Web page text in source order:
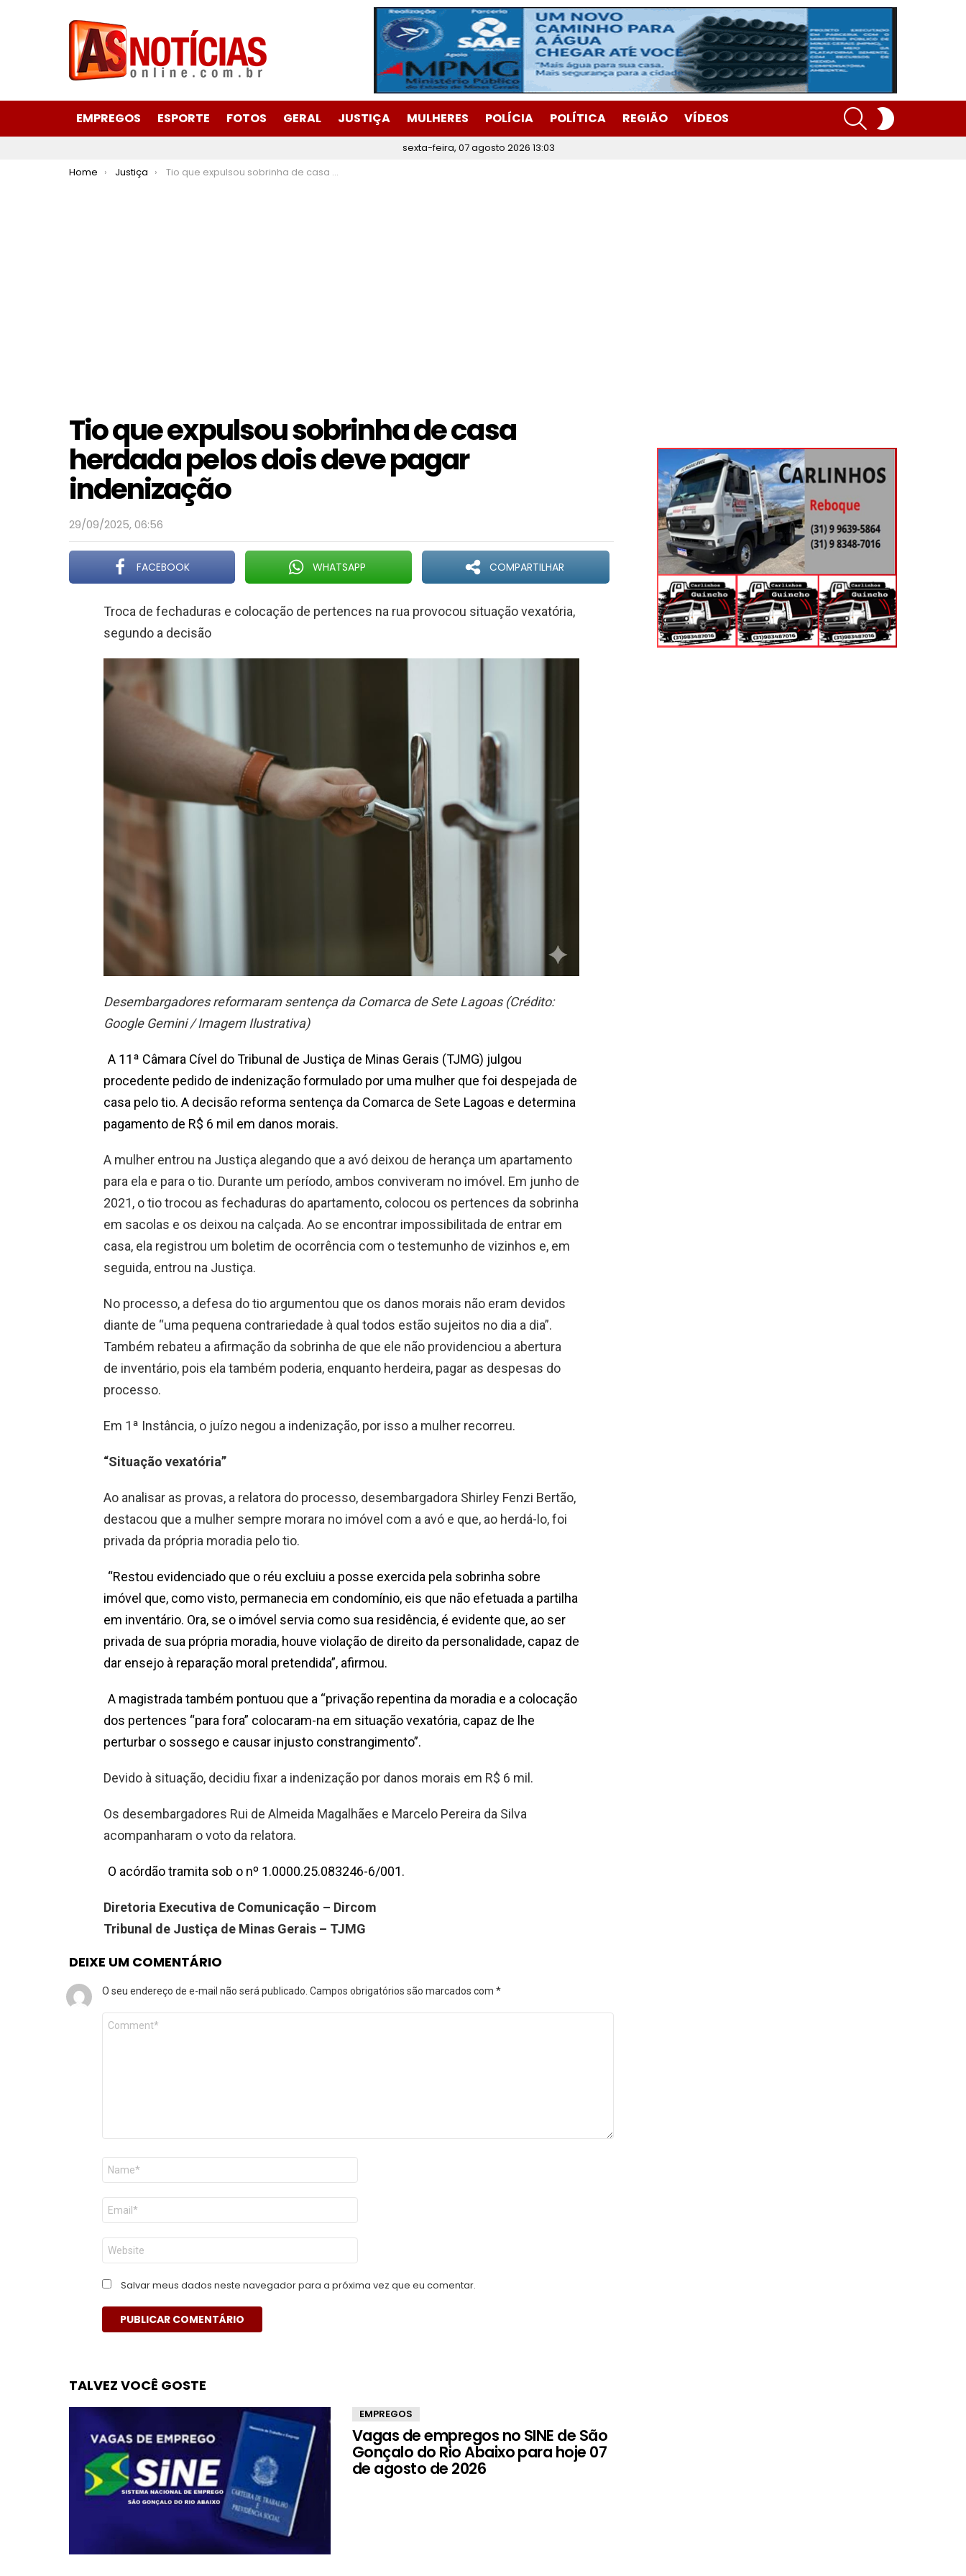
EMPREGOS ESPORTE FOTOS GERAL JUSTIÇA MULHERES POLÍCIA POLÍTICA REGIÃO VÍDEOS
SEARCH
sexta-feira, 07 agosto 2026 13:03
You are here:
Home Justiça Tio que expulsou sobrinha de casa herdada pelos dois deve pagar indenização
Tio que expulsou sobrinha de casa
herdada pelos dois deve pagar
indenização
29/09/2025, 06:56
FACEBOOK WHATSAPP COMPARTILHAR
Troca de fechaduras e colocação de pertences na rua provocou situação vexatória,
segundo a decisão
Desembargadores reformaram sentença da Comarca de Sete Lagoas (Crédito:
Google Gemini / Imagem Ilustrativa)
A 11ª Câmara Cível do Tribunal de Justiça de Minas Gerais (TJMG) julgou
procedente pedido de indenização formulado por uma mulher que foi despejada de
casa pelo tio. A decisão reforma sentença da Comarca de Sete Lagoas e determina
pagamento de R$ 6 mil em danos morais.
A mulher entrou na Justiça alegando que a avó deixou de herança um apartamento
para ela e para o tio. Durante um período, ambos conviveram no imóvel. Em junho de
2021, o tio trocou as fechaduras do apartamento, colocou os pertences da sobrinha
em sacolas e os deixou na calçada. Ao se encontrar impossibilitada de entrar em
casa, ela registrou um boletim de ocorrência com o testemunho de vizinhos e, em
seguida, entrou na Justiça.
No processo, a defesa do tio argumentou que os danos morais não eram devidos
diante de “uma pequena contrariedade à qual todos estão sujeitos no dia a dia”.
Também rebateu a afirmação da sobrinha de que ele não providenciou a abertura
de inventário, pois ela também poderia, enquanto herdeira, pagar as despesas do
processo.
Em 1ª Instância, o juízo negou a indenização, por isso a mulher recorreu.
“Situação vexatória”
Ao analisar as provas, a relatora do processo, desembargadora Shirley Fenzi Bertão,
destacou que a mulher sempre morara no imóvel com a avó e que, ao herdá-lo, foi
privada da própria moradia pelo tio.
“Restou evidenciado que o réu excluiu a posse exercida pela sobrinha sobre
imóvel que, como visto, permanecia em condomínio, eis que não efetuada a partilha
em inventário. Ora, se o imóvel servia como sua residência, é evidente que, ao ser
privada de sua própria moradia, houve violação de direito da personalidade, capaz de
dar ensejo à reparação moral pretendida”, afirmou.
A magistrada também pontuou que a “privação repentina da moradia e a colocação
dos pertences “para fora” colocaram-na em situação vexatória, capaz de lhe
perturbar o sossego e causar injusto constrangimento”.
Devido à situação, decidiu fixar a indenização por danos morais em R$ 6 mil.
Os desembargadores Rui de Almeida Magalhães e Marcelo Pereira da Silva
acompanharam o voto da relatora.
O acórdão tramita sob o nº 1.0000.25.083246-6/001.
Diretoria Executiva de Comunicação – Dircom
Tribunal de Justiça de Minas Gerais – TJMG
DEIXE UM COMENTÁRIO
O seu endereço de e-mail não será publicado. Campos obrigatórios são marcados com *
Comentário
Nome
E-
mail
*
Site
Salvar meus dados neste navegador para a próxima vez que eu comentar.
TALVEZ VOCÊ GOSTE
EMPREGOS
Vagas de empregos no SINE de São
Gonçalo do Rio Abaixo para hoje 07
de agosto de 2026